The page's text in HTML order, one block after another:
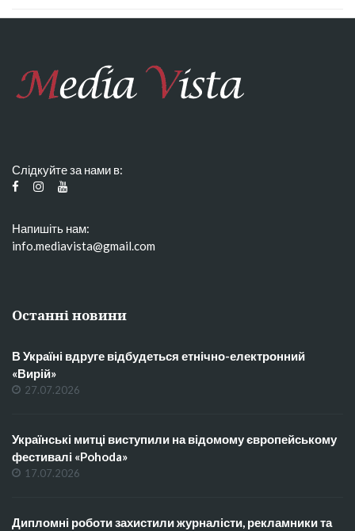
Слідкуйте за нами в:
Напишіть нам:
info.mediavista@gmail.com
Останні новини
В Україні вдруге відбудеться етнічно-електронний
«Вирій»
27.07.2026
Українські митці виступили на відомому європейському
фестивалі «Pohoda»
17.07.2026
Дипломні роботи захистили журналісти, рекламники та